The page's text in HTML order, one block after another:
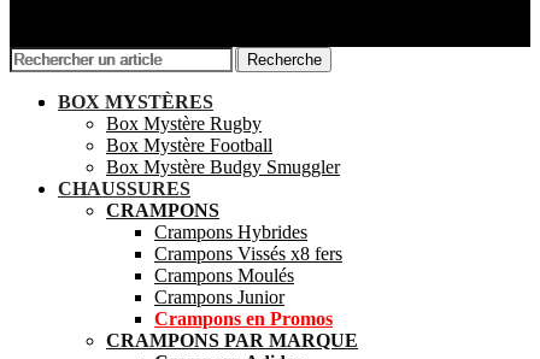
Recherche
pour :
Recherche
Mon compte
Recherche
pour :
Recherche
BOX MYSTÈRES
Box Mystère Rugby
Box Mystère Football
Box Mystère Budgy Smuggler
CHAUSSURES
CRAMPONS
Crampons Hybrides
Crampons Vissés x8 fers
Crampons Moulés
Crampons Junior
Crampons en Promos
CRAMPONS PAR MARQUE